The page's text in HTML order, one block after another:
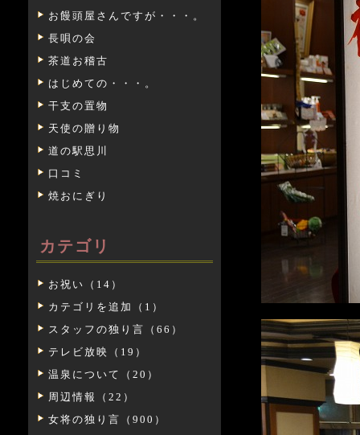
お饅頭屋さんですが・・・。
長唄の会
茶道お稽古
はじめての・・・。
干支の置物
天使の贈り物
道の駅思川
口コミ
焼おにぎり
カテゴリ
お祝い（14）
カテゴリを追加（1）
スタッフの独り言（66）
テレビ放映（19）
温泉について（20）
周辺情報（22）
女将の独り言（900）